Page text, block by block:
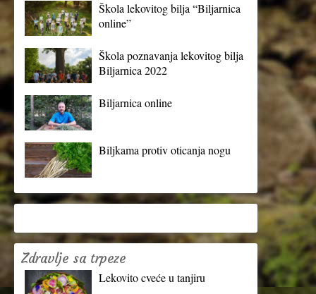
Škola lekovitog bilja “Biljarnica
online”
Škola poznavanja lekovitog bilja
Biljarnica 2022
Biljarnica online
Biljkama protiv oticanja nogu
Zdravlje sa trpeze
Lekovito cveće u tanjiru